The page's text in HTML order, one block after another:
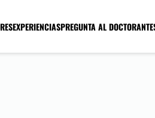
EXPERIENCIASPREGUNTA AL DOCTOR